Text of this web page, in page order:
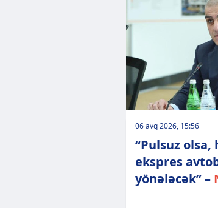
06 avq 2026, 15:56
“Pulsuz olsa,
ekspres
yönələcək” –